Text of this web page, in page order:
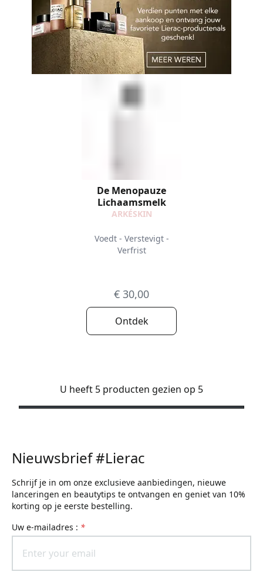
De Menopauze
Lichaamsmelk
ARKÉSKIN
Voedt - Verstevigt -
Verfrist
€ 30,00
Ontdek
U heeft 5 producten gezien op 5
Nieuwsbrief #Lierac
Schrijf je in om onze exclusieve aanbiedingen, nieuwe
lanceringen en beautytips te ontvangen en geniet van 10%
korting op je eerste bestelling.
uw e-mailadres : *